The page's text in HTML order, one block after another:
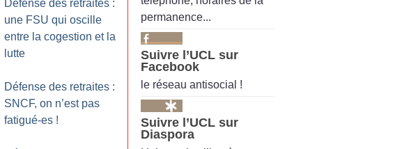
Défense des retraites :
une FSU qui oscille
entre la cogestion et la
lutte
Défense des retraites :
SNCF, on n’est pas
fatigué-es !
permanence...
Suivre l’UCL sur
Facebook
le réseau antisocial !
Suivre l’UCL sur
Diaspora